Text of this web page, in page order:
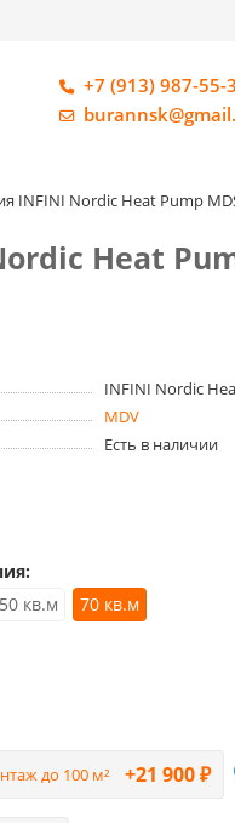
+7 (913) 987-55-
INFINI Nordic Heat Pump
Heat
INFINI Nordic
MDV
Есть в наличии
50 кв.м 70 кв.м
до 100 м²+21 900 ₽